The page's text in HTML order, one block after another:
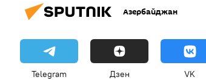
Азербайджан
Telegram Дзен VK